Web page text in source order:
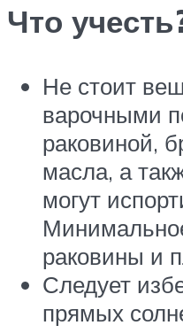
Что
Не стоит
варочными
раковиной,
масла, а
могут
раковины и
Следует
прямых